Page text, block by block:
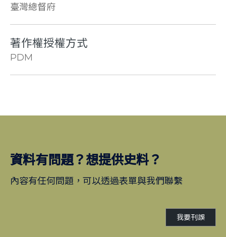
臺灣總督府
著作權授權方式
PDM
資料有問題？想提供史料？
內容有任何問題，可以透過表單與我們聯繫
我要刊誤